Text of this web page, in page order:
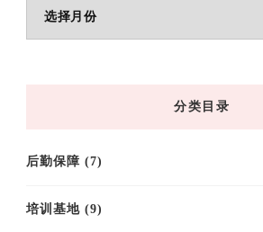
分类目录
后勤保障 (7)
培训基地 (9)